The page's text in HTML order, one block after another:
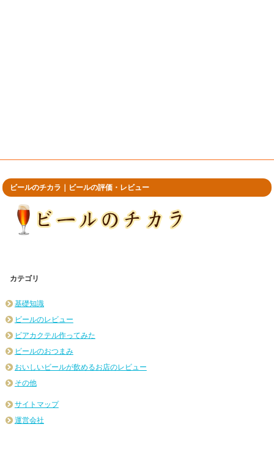
ビールのチカラ｜ビールの評価・レビュー
カテゴリ
基礎知識
ビールのレビュー
ビアカクテル作ってみた
ビールのおつまみ
おいしいビールが飲めるお店のレビュー
その他
サイトマップ
運営会社